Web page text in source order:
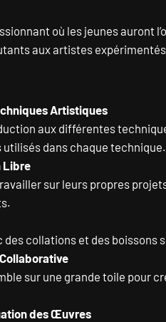
où les jeunes auront
aux artistes
Artistiques
aux différentes
dans chaque technique.
Libre
sur leurs propres
des collations et des
sur une grande toile pour
des Œuvres